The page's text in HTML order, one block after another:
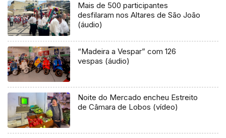
Mais de 500 participantes
desfilaram nos Altares de São João
(áudio)
“Madeira a Vespar” com 126
vespas (áudio)
Noite do Mercado encheu Estreito
de Câmara de Lobos (vídeo)